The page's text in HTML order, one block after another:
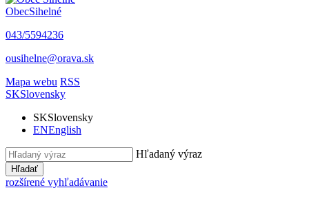
ObecSihelné
043/5594236
ousihelne@orava.sk
Mapa webu RSS
SKSlovensky
SKSlovensky
ENEnglish
Hľadaný výraz
Hľadať
rozšírené vyhľadávanie